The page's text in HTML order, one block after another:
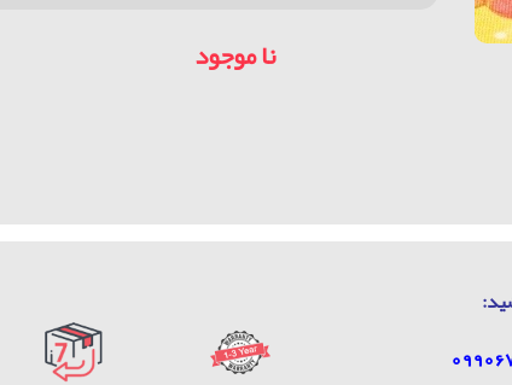
نا موجود